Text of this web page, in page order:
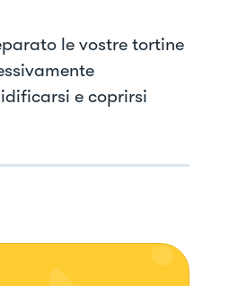
le vostre tortine
e coprirsi